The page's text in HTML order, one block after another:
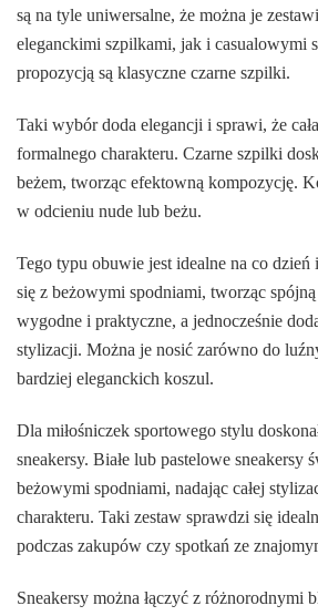
są na tyle uniwersalne, że można je
eleganckimi szpilkami, jak i casualowymi
propozycją są klasyczne czarne szpilki.
Taki wybór doda elegancji i sprawi, że
formalnego charakteru. Czarne szpilki
beżem, tworząc efektowną kompozycję.
w odcieniu nude lub beżu.
Tego typu obuwie jest idealne na co
się z beżowymi spodniami, tworząc spójną
wygodne i praktyczne, a jednocześnie
stylizacji. Można je nosić zarówno do
bardziej eleganckich koszul.
Dla miłośniczek sportowego stylu
sneakersy. Białe lub pastelowe sneakersy
beżowymi spodniami, nadając całej
charakteru. Taki zestaw sprawdzi się
podczas zakupów czy spotkań ze
Sneakersy można łączyć z różnorodnymi